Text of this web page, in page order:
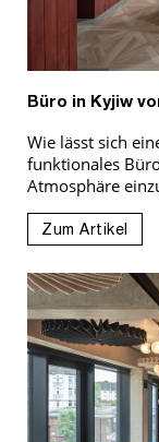
Büro in Kyjiw
Wie lässt sich
funktionales
Atmosphäre
Zum Artikel